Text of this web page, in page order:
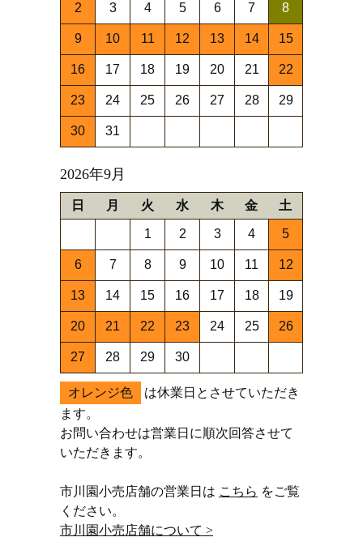
2 3 4 5 6 7 8
9 10 11 12 13 14 15
16 17 18 19 20 21 22
23 24 25 26 27 28 29
30 31
2026年9月
日 月 火 水 木 金 土
1 2 3 4 5
6 7 8 9 10 11 12
13 14 15 16 17 18 19
20 21 22 23 24 25 26
27 28 29 30
オレンジ色
は休業日とさせていただき
ます。
お問い合わせは営業日に順次回答させて
いただきます。
市川園小売店舗の営業日は こちら をご覧
ください。
市川園小売店舗について >